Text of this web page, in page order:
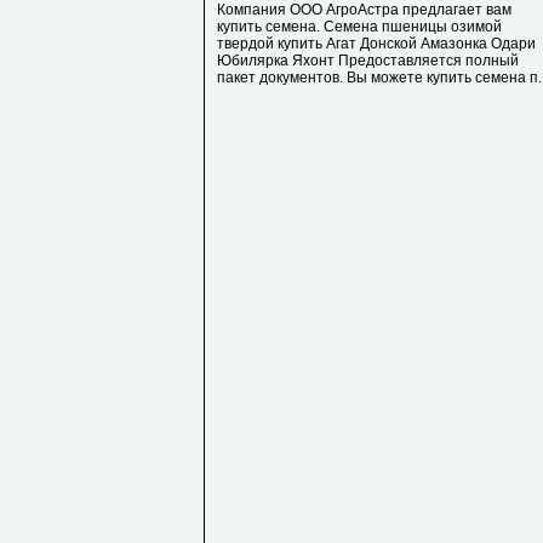
Компания ООО АгроАстра предлагает вам
купить семена. Семена пшеницы озимой
твердой купить Агат Донской Амазонка Одари
Юбилярка Яхонт Предоставляется полный
пакет документов. Вы можете купить семена